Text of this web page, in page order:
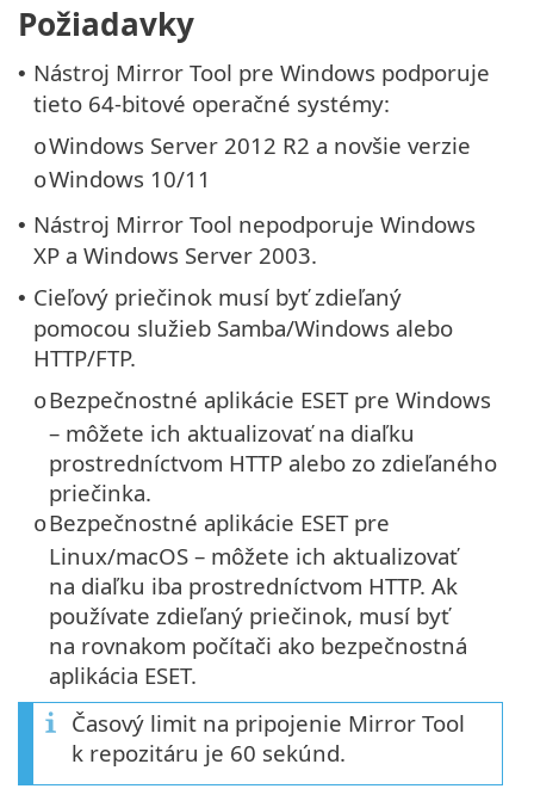
Požiadavky
• Nástroj Mirror Tool pre Windows podporuje
tieto 64‑bitové operačné systémy:
oWindows Server 2012 R2 a novšie verzie
oWindows 10/11
• Nástroj Mirror Tool nepodporuje Windows
XP a Windows Server 2003.
• Cieľový priečinok musí byť zdieľaný
pomocou služieb Samba/Windows alebo
HTTP/FTP.
oBezpečnostné aplikácie ESET pre Windows
– môžete ich aktualizovať na diaľku
prostredníctvom HTTP alebo zo zdieľaného
priečinka.
oBezpečnostné aplikácie ESET pre
Linux/macOS – môžete ich aktualizovať
na diaľku iba prostredníctvom HTTP. Ak
používate zdieľaný priečinok, musí byť
na rovnakom počítači ako bezpečnostná
aplikácia ESET.
Časový limit na pripojenie Mirror Tool
k repozitáru je 60 sekúnd.